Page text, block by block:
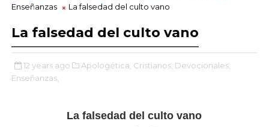
Enseñanzas
La falsedad del culto vano
La falsedad del culto vano
12 years ago Apologética, Cristianos, Devocionales,
Enseñanzas,
La falsedad del culto vano